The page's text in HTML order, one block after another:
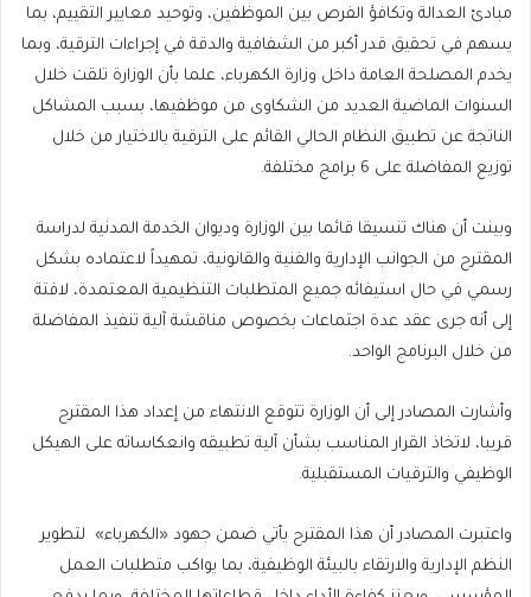
مبادئ العدالة وتكافؤ الفرص بين الموظفين، وتوحيد معايير التقييم، بما
يسهم في تحقيق قدر أكبر من الشفافية والدقة في إجراءات الترقية، وبما
يخدم المصلحة العامة داخل وزارة الكهرباء، علما بأن الوزارة تلقت خلال
السنوات الماضية العديد من الشكاوى من موظفيها، بسبب المشاكل
الناتجة عن تطبيق النظام الحالي القائم على الترقية بالاختيار من خلال
توزيع المفاضلة على 6 برامج مختلفة.
وبينت أن هناك تنسيقا قائما بين الوزارة وديوان الخدمة المدنية لدراسة
المقترح من الجوانب الإدارية والفنية والقانونية، تمهيداً لاعتماده بشكل
رسمي في حال استيفائه جميع المتطلبات التنظيمية المعتمدة، لافتة
إلى أنه جرى عقد عدة اجتماعات بخصوص مناقشة آلية تنفيذ المفاضلة
من خلال البرنامج الواحد.
وأشارت المصادر إلى أن الوزارة تتوقع الانتهاء من إعداد هذا المقترح
قريبا، لاتخاذ القرار المناسب بشأن آلية تطبيقه وانعكاساته على الهيكل
الوظيفي والترقيات المستقبلية.
واعتبرت المصادر أن هذا المقترح يأتي ضمن جهود «الكهرباء» لتطوير
النظم الإدارية والارتقاء بالبيئة الوظيفية، بما يواكب متطلبات العمل